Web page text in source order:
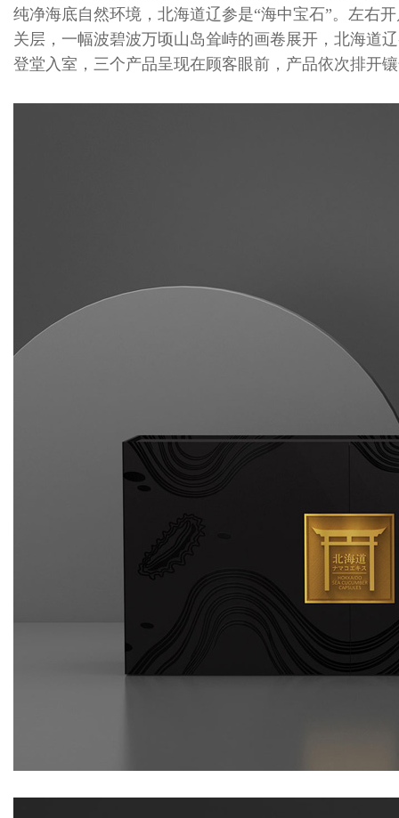
纯净海底自然环境，北海道辽参是“海中宝石”。左右
关层，一幅波碧波万顷山岛耸峙的画卷展开，北海道
登堂入室，三个产品呈现在顾客眼前，产品依次排开